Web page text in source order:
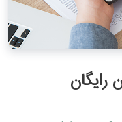
رایگان